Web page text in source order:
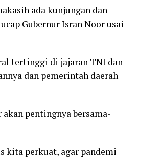
ada kunjungan dan
Gubernur Isran Noor usai
tertinggi di jajaran TNI dan
dan pemerintah daerah
pentingnya bersama-
kita perkuat, agar pandemi